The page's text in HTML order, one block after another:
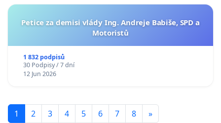
Petice za demisi vlády Ing. Andreje Babiše, SPD a
Motoristů
1 832 podpisů
30 Podpisy / 7 dní
12 Jun 2026
1 2 3 4 5 6 7 8 »